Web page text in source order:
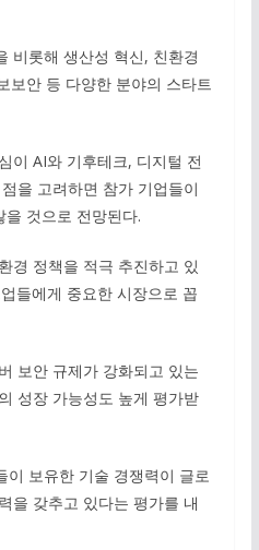
비롯해 생산성 혁신, 친환경
보안 등 다양한 분야의 스타트
이 AI와 기후테크, 디지털 전
을 고려하면 참가 기업들이
것으로 전망된다.
경 정책을 적극 추진하고 있
들에게 중요한 시장으로 꼽
보안 규제가 강화되고 있는
성장 가능성도 높게 평가받
이 보유한 기술 경쟁력이 글로
을 갖추고 있다는 평가를 내